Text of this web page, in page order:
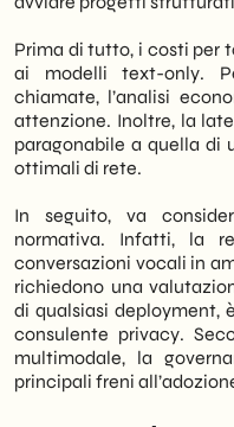
Prima di tutto, i costi per
ai modelli text-only.
chiamate, l’analisi
attenzione. Inoltre, la
paragonabile a quella di
ottimali di rete.
In seguito, va
normativa. Infatti, la
conversazioni vocali in
richiedono una
di qualsiasi deployment,
consulente privacy.
multimodale, la
principali freni